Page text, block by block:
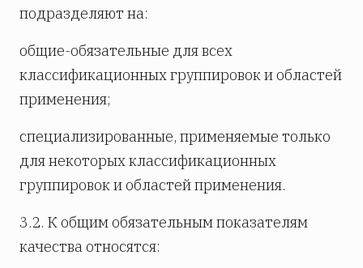
подразделяют на:
общие-обязательные для всех
классификационных группировок и областей
применения;
специализированные, применяемые только
для некоторых классификационных
группировок и областей применения.
3.2. К общим обязательным показателям
качества относятся: